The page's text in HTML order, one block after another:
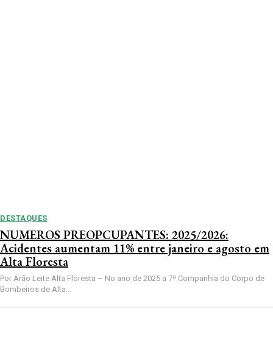
DESTAQUES
NUMEROS PREOPCUPANTES: 2025/2026:
Acidentes aumentam 11% entre janeiro e agosto em
Alta Floresta
Por Arão Leite Alta Floresta – No ano de 2025 a 7ª Companhia do Corpo de
Bombeiros de Alta...